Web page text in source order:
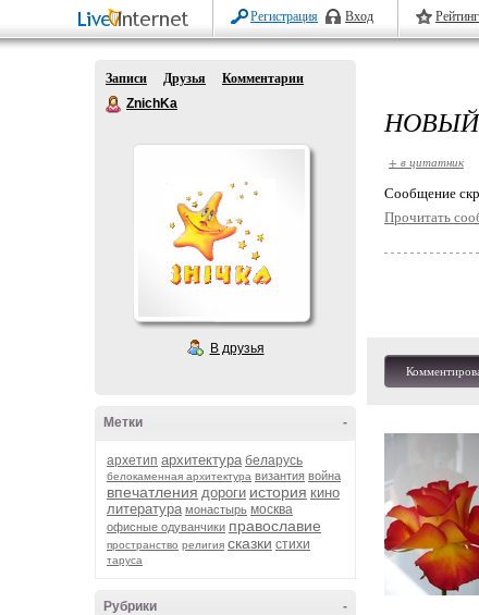
Регистрация Вход
Записи Друзья
Комментарии
ZnichKa
В друзья
-
Метки
архетип архитектура беларусь
белокаменная архитектура византия война
впечатления дороги история кино
литература монастырь москва
офисные одуванчики православие
пространство религия сказки стихи
таруса
-
Рубрики
+ в цитатник
Cообщение
Прочитать